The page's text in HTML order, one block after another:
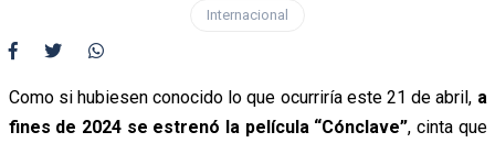
Internacional
Como si hubiesen conocido lo que ocurriría este 21 de abril, a
fines de 2024 se estrenó la película “Cónclave”, cinta que